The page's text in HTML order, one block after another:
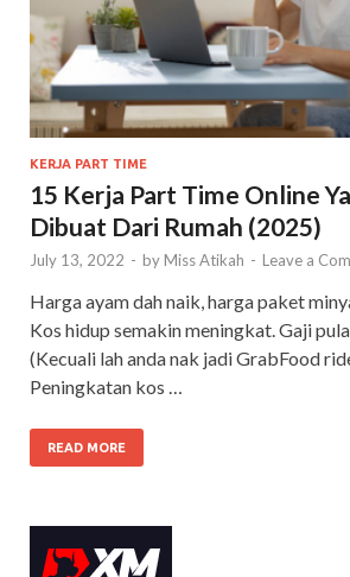
KERJA PART TIME
15 Kerja Part Time Online
Dibuat Dari Rumah (2025)
July 13, 2022 - by Miss Atikah - Leave a
Harga ayam dah naik, harga paket
Kos hidup semakin meningkat. Gaji
(Kecuali lah anda nak jadi GrabFood
Peningkatan kos …
READ MORE